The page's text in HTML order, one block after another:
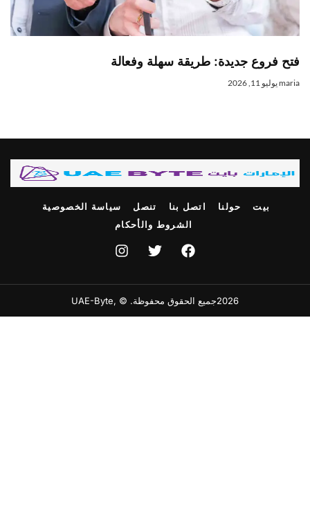
فتح فروع جديدة: طريقة سهلة وفعالة
mariaيوليو 11, 2026
بيت حولنا اتصل بنا تنصل
سياسة الخصوصية
الشروط والأحكام
2026جميع الحقوق محفوظة. © ,UAE-Byte